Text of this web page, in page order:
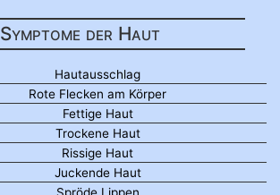
Symptome der Haut
Hautausschlag
Rote Flecken am Körper
Fettige Haut
Trockene Haut
Rissige Haut
Juckende Haut